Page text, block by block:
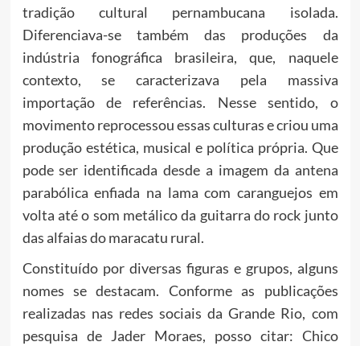
tradição cultural pernambucana isolada.
Diferenciava-se também das produções da
indústria fonográfica brasileira, que, naquele
contexto, se caracterizava pela massiva
importação de referências. Nesse sentido, o
movimento reprocessou essas culturas e criou uma
produção estética, musical e política própria. Que
pode ser identificada desde a imagem da antena
parabólica enfiada na lama com caranguejos em
volta até o som metálico da guitarra do rock junto
das alfaias do maracatu rural.
Constituído por diversas figuras e grupos, alguns
nomes se destacam. Conforme as publicações
realizadas nas redes sociais da Grande Rio, com
pesquisa de Jader Moraes, posso citar: Chico